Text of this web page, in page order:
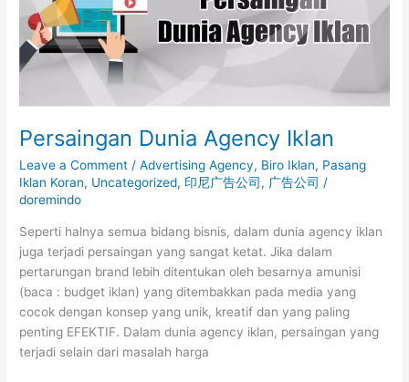
Persaingan Dunia Agency Iklan
Leave a Comment /Advertising Agency, Biro Iklan, Pasang
Iklan Koran, Uncategorized, 印尼广告公司 , 广告公司 /
doremindo
Seperti halnya semua bidang bisnis, dalam dunia agency iklan
juga terjadi persaingan yang sangat ketat. Jika dalam
pertarungan brand lebih ditentukan oleh besarnya amunisi
(baca : budget iklan) yang ditembakkan pada media yang
cocok dengan konsep yang unik, kreatif dan yang paling
penting EFEKTIF. Dalam dunia agency iklan, persaingan yang
terjadi selain dari masalah harga